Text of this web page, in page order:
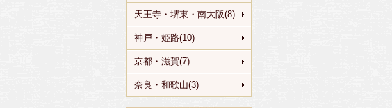
天王寺・堺東・南大阪(8)
神戸・姫路(10)
京都・滋賀(7)
奈良・和歌山(3)